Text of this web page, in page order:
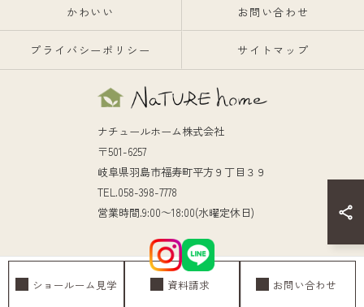
ショールーム見学 資料請求 お問い合わせ
かわいい お問い合わせ
プライバシーポリシー サイトマップ
ナチュールホーム株式会社
〒501-6257
岐阜県羽島市福寿町平方９丁目３９
TEL.058-398-7778
営業時間.9:00～18:00(水曜定休日)
© 2026 岐阜の注文住宅ならナチュールホーム株式会社 ALL RIGHTS RESERVED.